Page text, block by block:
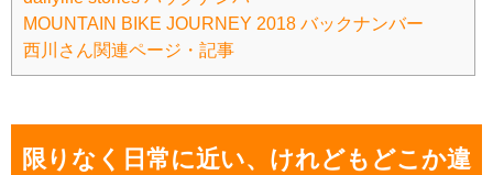
MOUNTAIN BIKE JOURNEY 2018 バックナンバー
西川さん関連ページ・記事
限りなく日常に近い、けれどもどこか違